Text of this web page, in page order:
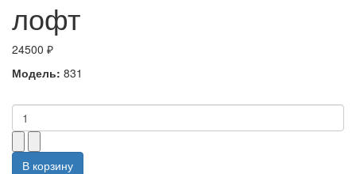
лофт
24500 ₽
Модель: 831
В корзину